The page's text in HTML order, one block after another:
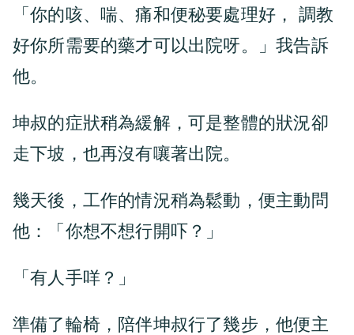
「你的咳、喘、痛和便秘要處理好， 調教
好你所需要的藥才可以出院呀。」我告訴
他。
坤叔的症狀稍為緩解，可是整體的狀況卻
走下坡，也再沒有嚷著出院。
幾天後，工作的情況稍為鬆動，便主動問
他：「你想不想行開吓？」
「有人手咩？」
準備了輪椅，陪伴坤叔行了幾步，他便主